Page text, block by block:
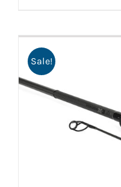
Sale!